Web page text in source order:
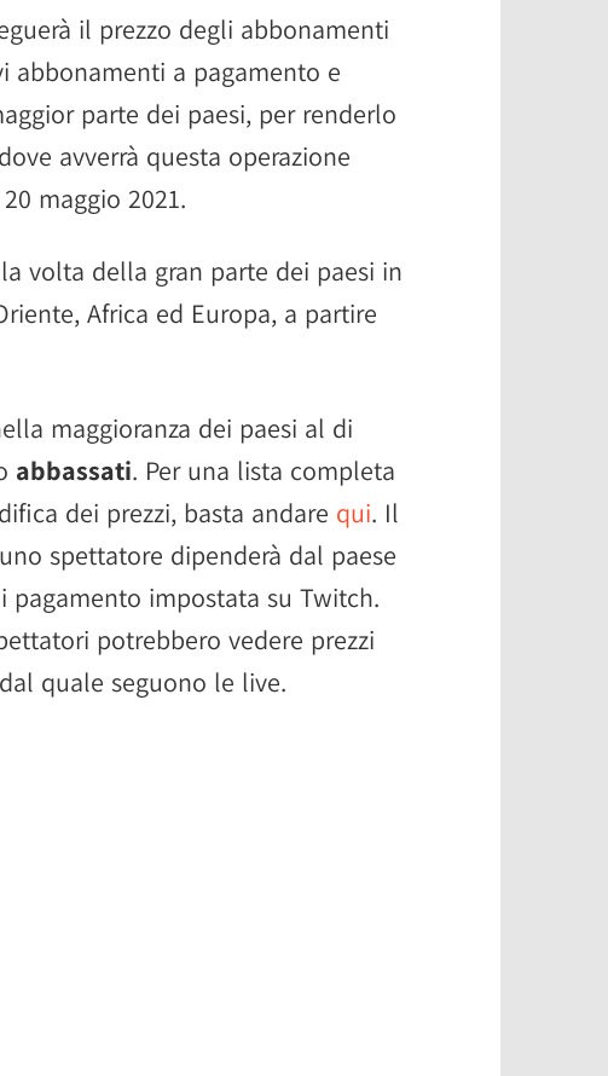
il prezzo degli abbonamenti
abbonamenti a pagamento e
parte dei paesi, per renderlo
avverrà questa operazione
maggio 2021.
volta della gran parte dei paesi in
Africa ed Europa, a partire
maggioranza dei paesi al di
abbassati. Per una lista completa
dei prezzi, basta andare qui. Il
spettatore dipenderà dal paese
impostata su Twitch.
potrebbero vedere prezzi
quale seguono le live.